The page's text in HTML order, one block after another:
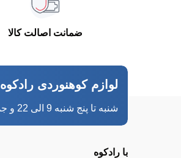
ضمانت اصالت کالا
لوازم کوهنوردی رادکوه
شنبه تا پنج شنبه 9 الی 22 و جمعه ها 12 الی 20
با رادکوه